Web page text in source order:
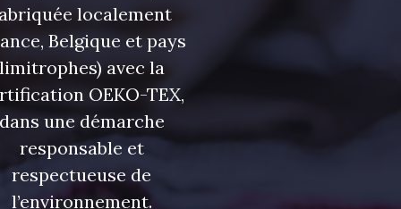
localement
Belgique et pays
avec la
OEKO-TEX,
une démarche
responsable et
respectueuse de
l’environnement.